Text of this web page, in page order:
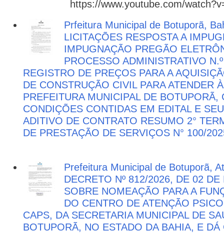
https://www.youtube.com/
Prfeitura Municipal de Botuporã,
LICITAÇÕES RESPOSTA A
IMPUGNAÇÃO PREGÃO
PROCESSO ADMINISTRATIVO
REGISTRO DE PREÇOS PARA A
DE CONSTRUÇÃO CIVIL PARA ATENDER
PREFEITURA MUNICIPAL DE
CONDIÇÕES CONTIDAS EM EDITAL E
ADITIVO DE CONTRATO RESUMO 2°
DE PRESTAÇÃO DE SERVIÇOS N° 100/
Prefeitura Municipal de Botuporã,
DECRETO Nº 812/2026, DE 02
SOBRE NOMEAÇÃO PARA A
DO CENTRO DE ATENÇÃO
CAPS, DA SECRETARIA MUNICIPAL DE
BOTUPORÃ, NO ESTADO DA BAHIA, E